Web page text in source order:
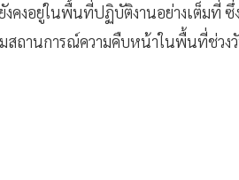
คงอยู่ในพื้นที่ปฏิบัติงานอย่างเต็มที่
สถานการณ์ความคืบหน้าในพื้นที่ช่วง